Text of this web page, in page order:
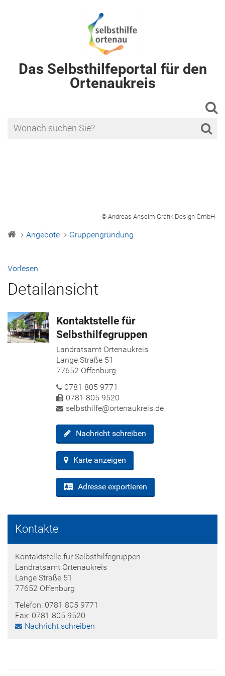
Das Selbsthilfeportal für den
Ortenaukreis
© Andreas Anselm Grafik Design GmbH
Angebote Gruppengründung
Vorlesen
Detailansicht
Kontaktstelle für
Selbsthilfegruppen
Landratsamt Ortenaukreis
Lange Straße 51
77652 Offenburg
0781 805 9771
0781 805 9520
selbsthilfe​@ortenaukreis.​de
Nachricht schreiben
Karte anzeigen
Adresse exportieren
Kontakte
Kontaktstelle für Selbsthilfegruppen
Landratsamt Ortenaukreis
Lange Straße 51
77652 Offenburg
Telefon: 0781 805 9771
Fax: 0781 805 9520
Nachricht schreiben